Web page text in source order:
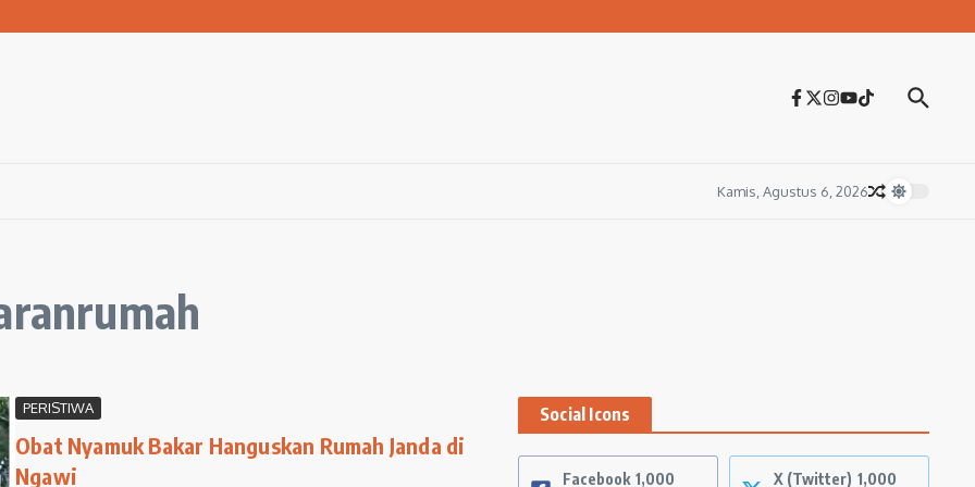
Ngawi Gelar Seminar Golden Parenting
Kamis, Agustus 6, 2026
PERISTIWA
Obat Nyamuk Bakar Hanguskan Rumah Janda di
Ngawi
Social Icons
Facebook 1,000
X (Twitter) 1,000